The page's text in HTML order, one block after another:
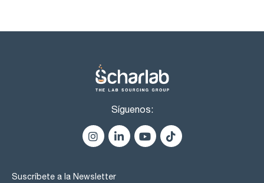
Síguenos:
Suscríbete a la Newsletter